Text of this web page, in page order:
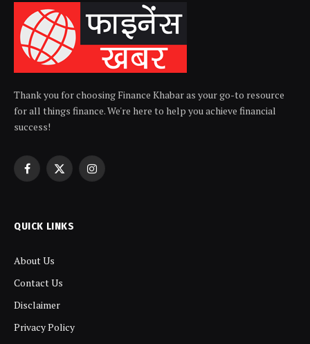
Thank you for choosing Finance Khabar as your go-to resource
for all things finance. We're here to help you achieve financial
success!
Facebook
X
Instagram
QUICK LINKS
About Us
Contact Us
Disclaimer
Privacy Policy